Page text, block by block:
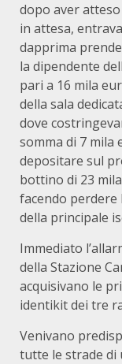
dopo aver
in attesa,
dapprima
la dipendente
pari a 16 mila
della sala
dove
somma di 7 mila
depositare sul
bottino di 23
facendo
della principale
Immediato
della Stazione
acquisivano le
identikit dei tre
Venivano
tutte le strade di